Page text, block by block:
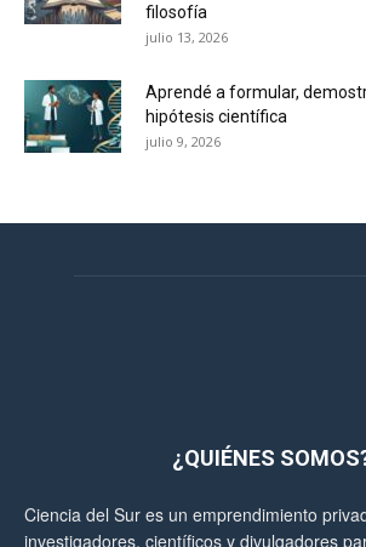
filosofía
julio 13, 2026
Aprendé a formular,
hipótesis científica
julio 9, 2026
¿QUIÉNES
Ciencia del Sur es un emprendimiento
investigadores, científicos y divulgadores